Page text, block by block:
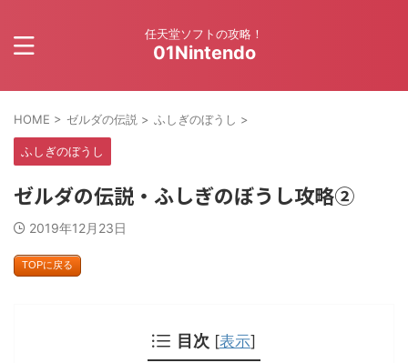
任天堂ソフトの攻略！
01Nintendo
HOME > ゼルダの伝説 > ふしぎのぼうし >
ふしぎのぼうし
ゼルダの伝説・ふしぎのぼうし攻略②
2019年12月23日
TOPに戻る
目次 [表示]